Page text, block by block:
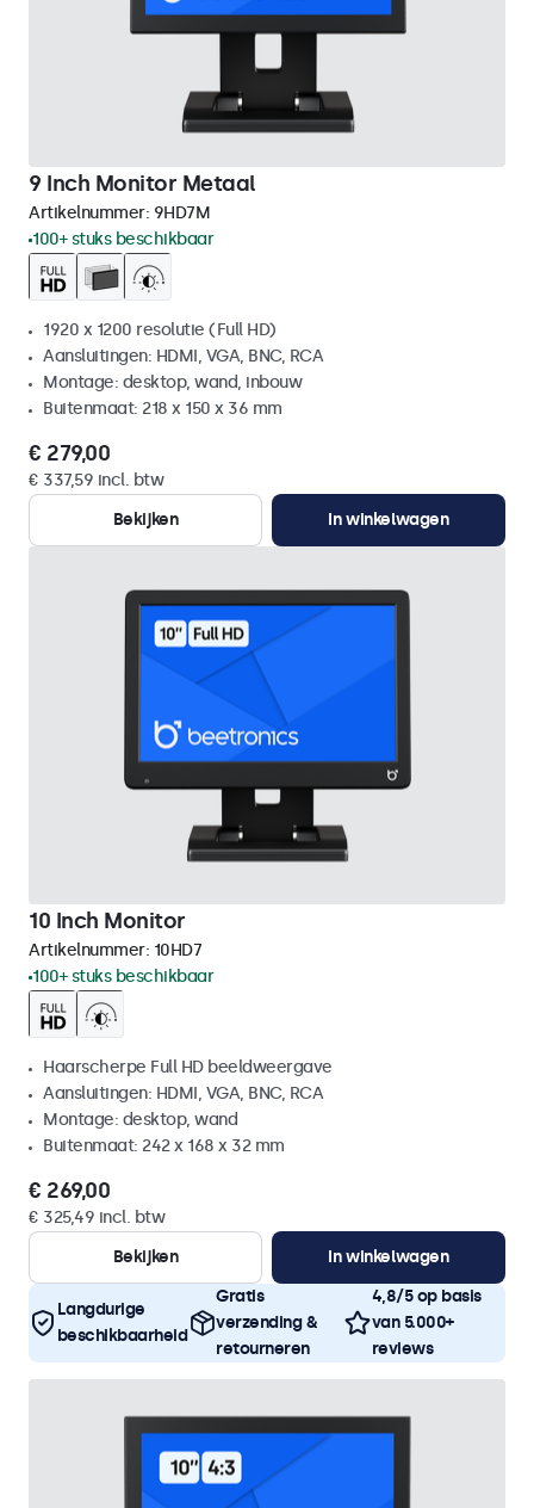
9 Inch Monitor Metaal
Artikelnummer: 9HD7M
100+ stuks beschikbaar
1920 x 1200 resolutie (Full HD)
Aansluitingen: HDMI, VGA, BNC, RCA
Montage: desktop, wand, inbouw
Buitenmaat: 218 x 150 x 36 mm
€ 279,00
€ 337,59 incl. btw
Bekijken
In winkelwagen
10 Inch Monitor
Artikelnummer: 10HD7
100+ stuks beschikbaar
Haarscherpe Full HD beeldweergave
Aansluitingen: HDMI, VGA, BNC, RCA
Montage: desktop, wand
Buitenmaat: 242 x 168 x 32 mm
€ 269,00
€ 325,49 incl. btw
Bekijken
In winkelwagen
Langdurige
beschikbaarheid
Gratis
verzending &
retourneren
4,8/5 op basis
van 5.000+
reviews